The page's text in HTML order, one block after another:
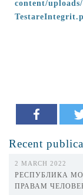
content/
Recent
2 MARCH 2022
РЕСПУБЛИКА
ПРАВАМ